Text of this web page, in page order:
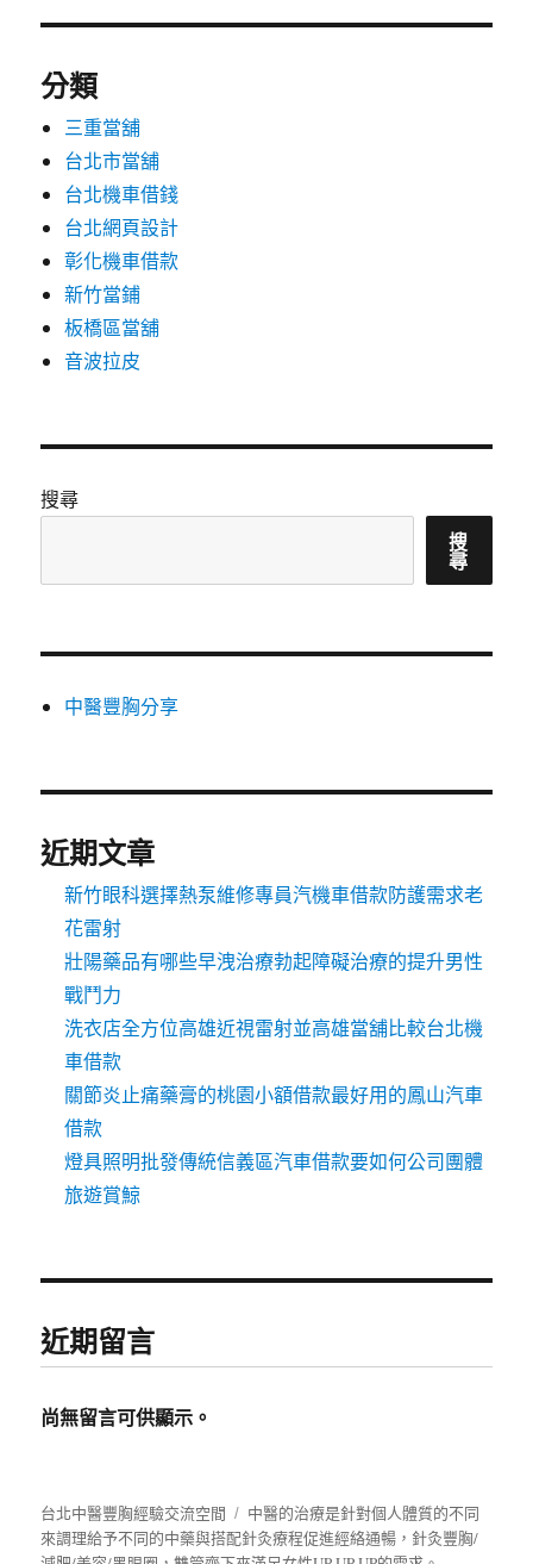
分類
三重當舖
台北市當舖
台北機車借錢
台北網頁設計
彰化機車借款
新竹當鋪
板橋區當舖
音波拉皮
搜尋
搜
尋
中醫豐胸分享
近期文章
新竹眼科選擇熱泵維修專員汽機車借款防護需求老
花雷射
壯陽藥品有哪些早洩治療勃起障礙治療的提升男性
戰鬥力
洗衣店全方位高雄近視雷射並高雄當舖比較台北機
車借款
關節炎止痛藥膏的桃園小額借款最好用的鳳山汽車
借款
燈具照明批發傳統信義區汽車借款要如何公司團體
旅遊賞鯨
近期留言
尚無留言可供顯示。
台北中醫豐胸經驗交流空間
中醫的治療是針對個人體質的不同
來調理給予不同的中藥與搭配針灸療程促進經絡通暢，針灸豐胸/